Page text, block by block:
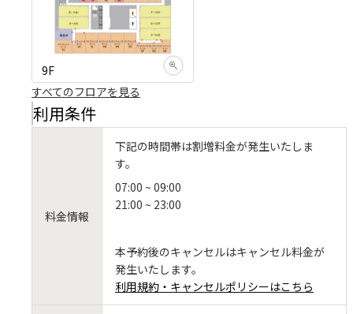
9F
すべてのフロアを見る
利用条件
料金情報
下記の時間帯は割増料金が発生いたしま
す。
07:00 ~ 09:00
21:00 ~ 23:00
本予約後のキャンセルはキャンセル料金が
発生いたします。
利用規約・キャンセルポリシーはこちら